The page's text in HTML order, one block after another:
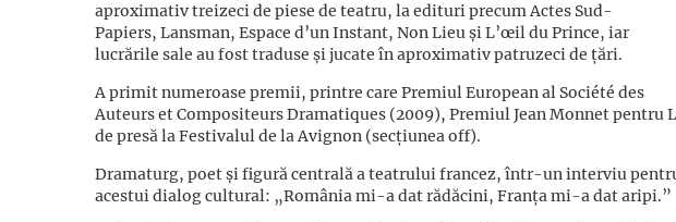
aproximativ treizeci de piese de teatru, la edituri precum Actes Sud-
Papiers, Lansman, Espace d’un Instant, Non Lieu și L’œil du Prince, iar
lucrările sale au fost traduse și jucate în aproximativ patruzeci de țări.
A primit numeroase premii, printre care Premiul European al Société des
Auteurs et Compositeurs Dramatiques (2009), Premiul Jean Monnet
de presă la Festivalul de la Avignon (secțiunea off).
Dramaturg, poet și figură centrală a teatrului francez, într-un interviu
acestui dialog cultural: „România mi-a dat rădăcini, Franța mi-a dat aripi.”